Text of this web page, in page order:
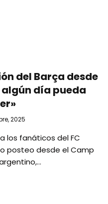
del Barça desde
algún día pueda
2025
los fanáticos del FC
posteo desde el Camp